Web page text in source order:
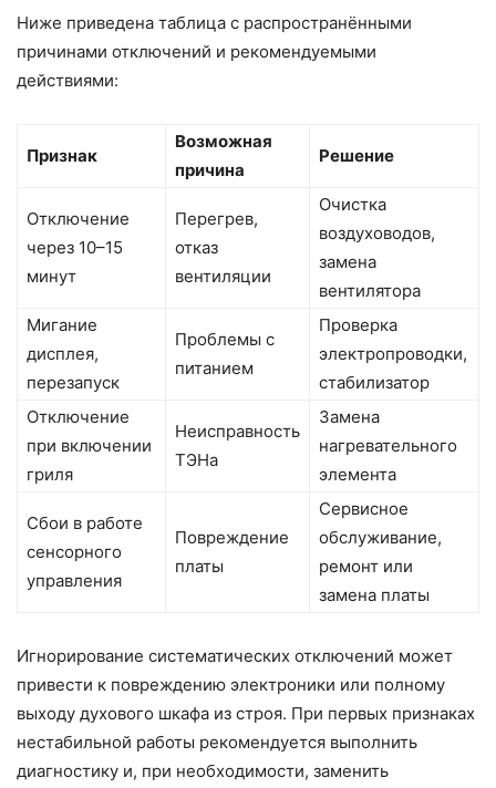
Ниже приведена таблица с распространёнными
причинами отключений и рекомендуемыми
действиями:
Признак
Возможная
причина
Решение
Отключение
через 10–15
минут
Перегрев,
отказ
вентиляции
Очистка
воздуховодов,
замена
вентилятора
Мигание
дисплея,
перезапуск
Проблемы с
питанием
Проверка
электропроводки,
стабилизатор
Отключение
при включении
гриля
Неисправность
ТЭНа
Замена
нагревательного
элемента
Сбои в работе
сенсорного
управления
Повреждение
платы
Сервисное
обслуживание,
ремонт или
замена платы
Игнорирование систематических отключений может
привести к повреждению электроники или полному
выходу духового шкафа из строя. При первых признаках
нестабильной работы рекомендуется выполнить
диагностику и, при необходимости, заменить